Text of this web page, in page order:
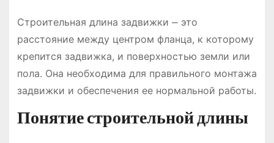
Строительная длина задвижки ⎼ это
расстояние между центром фланца, к которому
крепится задвижка, и поверхностью земли или
пола. Она необходима для правильного монтажа
задвижки и обеспечения ее нормальной работы.
Понятие строительной длины